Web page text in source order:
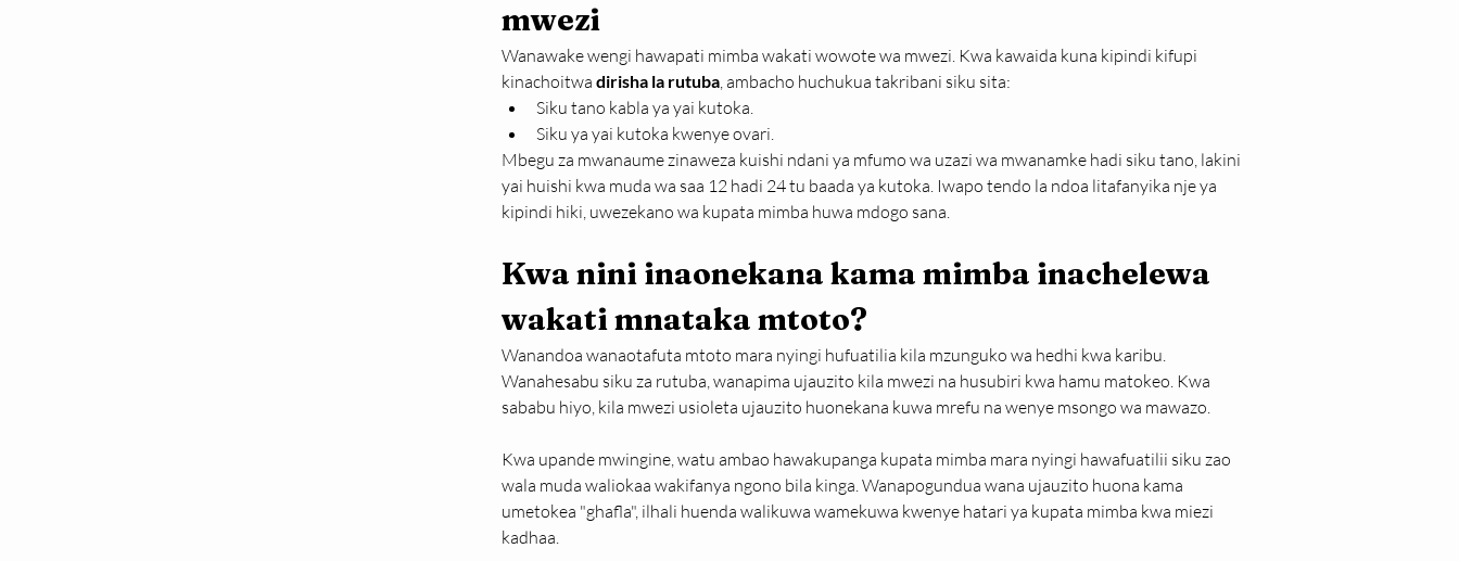
mwezi
Wanawake wengi hawapati mimba wakati wowote wa mwezi. Kwa kawaida kuna kipindi kifupi
kinachoitwa dirisha la rutuba, ambacho huchukua takribani siku sita:
Siku tano kabla ya yai kutoka.
Siku ya yai kutoka kwenye ovari.
Mbegu za mwanaume zinaweza kuishi ndani ya mfumo wa uzazi wa mwanamke hadi siku tano, lakini
yai huishi kwa muda wa saa 12 hadi 24 tu baada ya kutoka. Iwapo tendo la ndoa litafanyika nje ya
kipindi hiki, uwezekano wa kupata mimba huwa mdogo sana.
Kwa nini inaonekana kama mimba inachelewa
wakati mnataka mtoto?
Wanandoa wanaotafuta mtoto mara nyingi hufuatilia kila mzunguko wa hedhi kwa karibu.
Wanahesabu siku za rutuba, wanapima ujauzito kila mwezi na husubiri kwa hamu matokeo. Kwa
sababu hiyo, kila mwezi usioleta ujauzito huonekana kuwa mrefu na wenye msongo wa mawazo.
Kwa upande mwingine, watu ambao hawakupanga kupata mimba mara nyingi hawafuatilii siku zao
wala muda waliokaa wakifanya ngono bila kinga. Wanapogundua wana ujauzito huona kama
umetokea "ghafla", ilhali huenda walikuwa wamekuwa kwenye hatari ya kupata mimba kwa miezi
kadhaa.